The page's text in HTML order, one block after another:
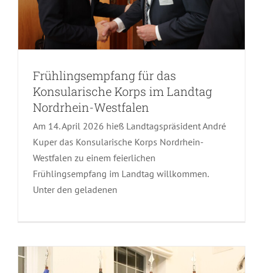
Frühlingsempfang für das
Konsularische Korps im Landtag
Nordrhein-Westfalen
Am 14. April 2026 hieß Landtagspräsident André
Kuper das Konsularische Korps Nordrhein-
Westfalen zu einem feierlichen
Frühlingsempfang im Landtag willkommen.
Unter den geladenen
Neujahrsempfang 2026 für das
Konsularische Korps